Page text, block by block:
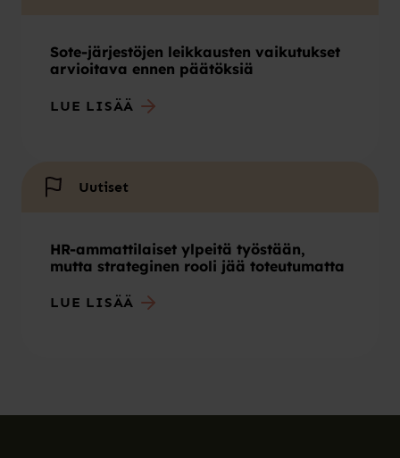
Sote-järjestöjen leikkausten vaikutukset
arvioitava ennen päätöksiä
LUE LISÄÄ
Uutiset
HR-ammattilaiset ylpeitä työstään,
mutta strateginen rooli jää toteutumatta
LUE LISÄÄ